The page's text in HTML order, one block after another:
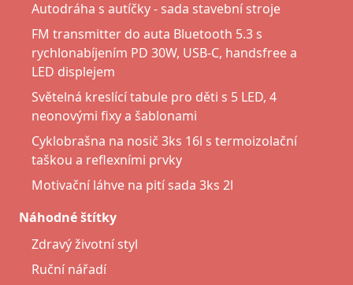
Autodráha s autíčky - sada stavební stroje
FM transmitter do auta Bluetooth 5.3 s
rychlonabíjením PD 30W, USB-C, handsfree a
LED displejem
Světelná kreslící tabule pro děti s 5 LED, 4
neonovými fixy a šablonami
Cyklobrašna na nosič 3ks 16l s termoizolační
taškou a reflexními prvky
Motivační láhve na pití sada 3ks 2l
Náhodné štítky
Zdravý životní styl
Ruční nářadí